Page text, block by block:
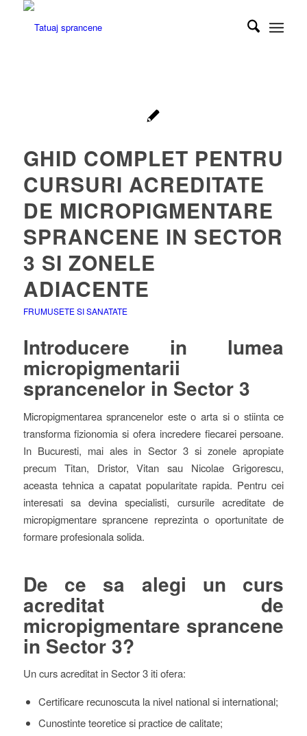
GHID COMPLET PENTRU
CURSURI ACREDITATE
DE MICROPIGMENTARE
SPRANCENE IN SECTOR
3 SI ZONELE
ADIACENTE
FRUMUSETE SI SANATATE
Introducere in lumea
micropigmentarii
sprancenelor in Sector 3
Micropigmentarea sprancenelor este o arta si o stiinta ce
transforma fizionomia si ofera incredere fiecarei persoane.
In Bucuresti, mai ales in Sector 3 si zonele apropiate
precum Titan, Dristor, Vitan sau Nicolae Grigorescu,
aceasta tehnica a capatat popularitate rapida. Pentru cei
interesati sa devina specialisti, cursurile acreditate de
micropigmentare sprancene reprezinta o oportunitate de
formare profesionala solida.
De ce sa alegi un curs
acreditat de
micropigmentare sprancene
in Sector 3?
Un curs acreditat in Sector 3 iti ofera:
Certificare recunoscuta la nivel national si international;
Cunostinte teoretice si practice de calitate;